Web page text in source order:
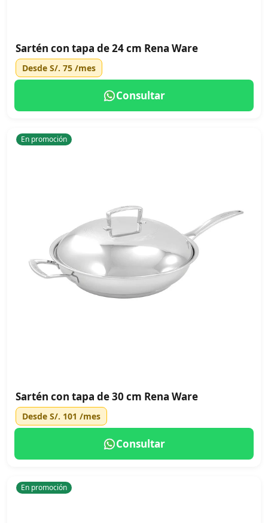
Sartén con tapa de 24 cm Rena Ware
Desde S/. 75 /mes
Consultar
En promoción
Sartén con tapa de 30 cm Rena Ware
Desde S/. 101 /mes
Consultar
En promoción